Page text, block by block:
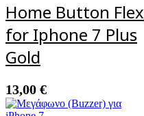
Home Button Flex
for Iphone 7 Plus
Gold
13,00 €